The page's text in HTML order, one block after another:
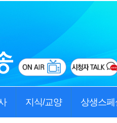
지식/교양 상생스페